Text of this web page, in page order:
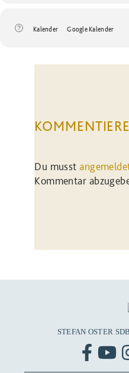
Kalender Google Kalender
Du musst
Kommentar
STEFAN OSTER